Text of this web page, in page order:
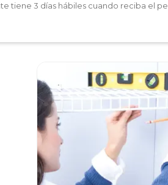
tiene 3 días hábiles cuando reciba el